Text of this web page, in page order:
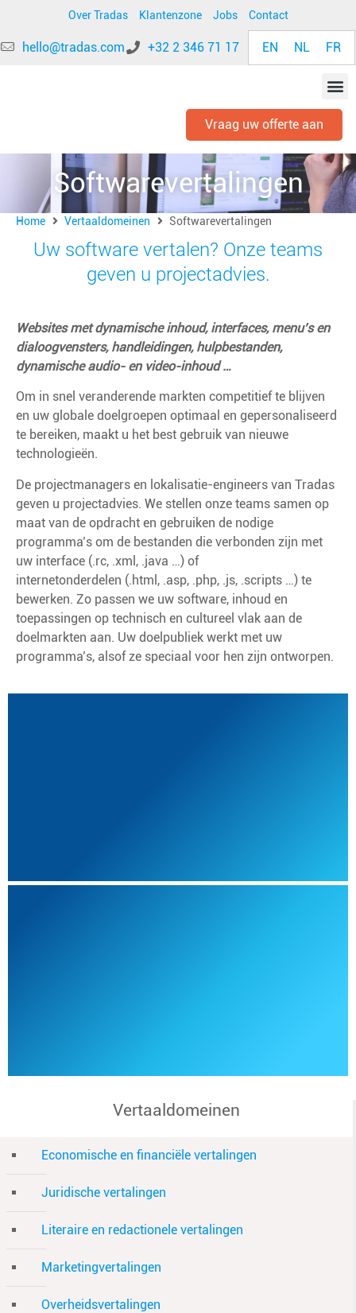
Over Tradas Klantenzone Jobs Contact
hello@tradas.com +32 2 346 71 17 EN NL FR
Vraag uw offerte aan
Softwarevertalingen
Home Vertaaldomeinen Softwarevertalingen
Vertaaldomeinen
Economische en financiële vertalingen
Juridische vertalingen
Literaire en redactionele vertalingen
Marketingvertalingen
Overheidsvertalingen
Uw software vertalen? Onze teams
geven u projectadvies.
Websites met dynamische inhoud, interfaces, menu’s en
dialoogvensters, handleidingen, hulpbestanden,
dynamische audio- en video-inhoud …
Om in snel veranderende markten competitief te blijven
en uw globale doelgroepen optimaal en gepersonaliseerd
te bereiken, maakt u het best gebruik van nieuwe
technologieën.
De projectmanagers en lokalisatie-engineers van Tradas
geven u projectadvies. We stellen onze teams samen op
maat van de opdracht en gebruiken de nodige
programma’s om de bestanden die verbonden zijn met
uw interface (.rc, .xml, .java …) of
internetonderdelen (.html, .asp, .php, .js, .scripts …) te
bewerken. Zo passen we uw software, inhoud en
toepassingen op technisch en cultureel vlak aan de
doelmarkten aan. Uw doelpubliek werkt met uw
programma’s, alsof ze speciaal voor hen zijn ontworpen.